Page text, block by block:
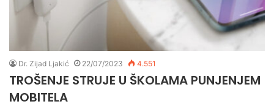
Dr. Zijad Ljakić 22/07/2023 4.551
TROŠENJE STRUJE U ŠKOLAMA PUNJENJEM
MOBITELA